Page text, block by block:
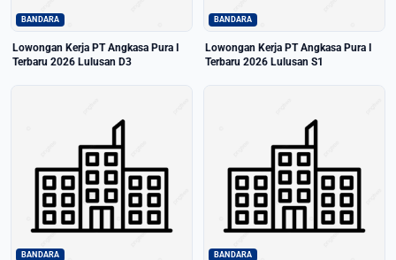
BANDARA
Lowongan Kerja PT Angkasa Pura I
Terbaru 2026 Lulusan D3
BANDARA
Lowongan Kerja PT Angkasa Pura I
Terbaru 2026 Lulusan S1
BANDARA BANDARA